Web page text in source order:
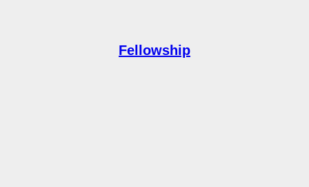
Fellowship